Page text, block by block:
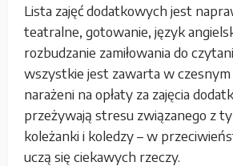
Lista zajęć dodatkowych jest
teatralne, gotowanie, język
rozbudzanie zamiłowania do
wszystkie jest zawarta w czesnym
narażeni na opłaty za zajęcia
przeżywają stresu związanego z
koleżanki i koledzy – w
uczą się ciekawych rzeczy.